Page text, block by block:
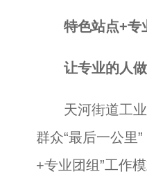
特色站点+专
让专业的人做
天河街道工业
群众“最后一公里
+专业团组”工作模